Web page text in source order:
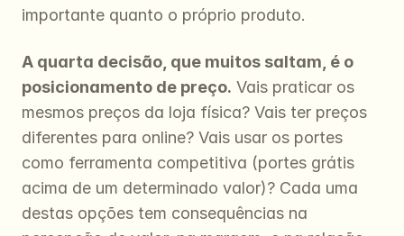
importante quanto o próprio produto.
A quarta decisão, que muitos saltam, é o
posicionamento de preço. Vais praticar os
mesmos preços da loja física? Vais ter preços
diferentes para online? Vais usar os portes
como ferramenta competitiva (portes grátis
acima de um determinado valor)? Cada uma
destas opções tem consequências na